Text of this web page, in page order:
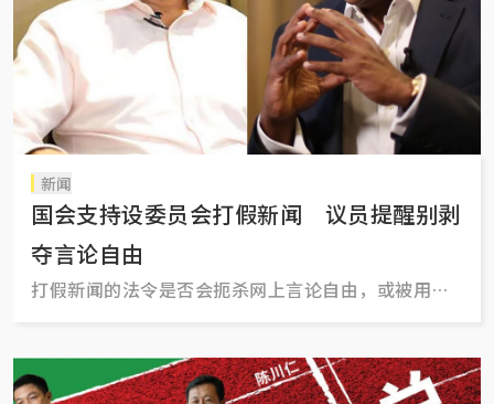
新闻
国会支持设委员会打假新闻 议员提醒别剥
夺言论自由
打假新闻的法令是否会扼杀网上言论自由，或被用于